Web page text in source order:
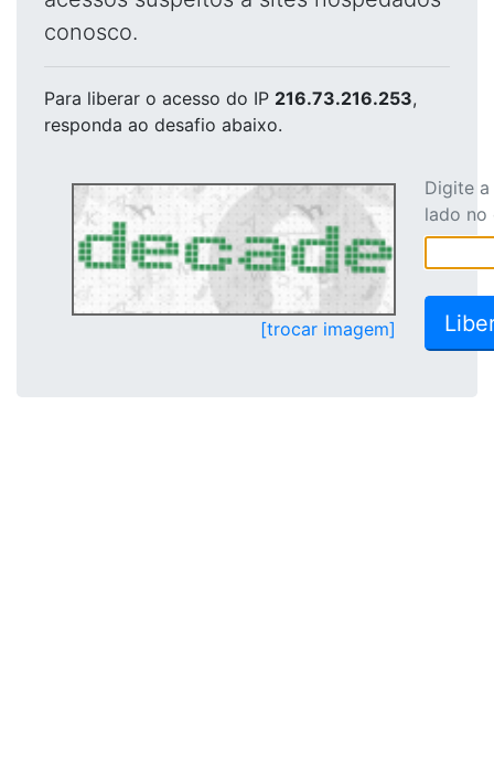
conosco.
Para liberar o acesso do IP 216.73.216.253,
responda ao desafio abaixo.
[trocar imagem]
Digite
lado no